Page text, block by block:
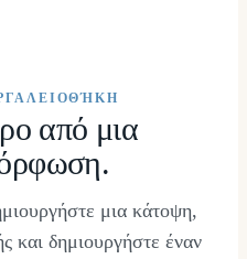
από μια
μια κάτοψη,
και δημιουργήστε έναν